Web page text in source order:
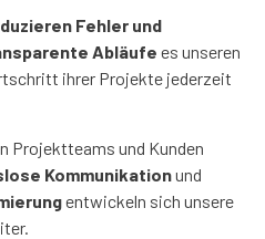
Fehler und
Abläufe es unseren
ihrer Projekte jederzeit
Projektteams und Kunden
Kommunikationund
entwickeln sich unsere